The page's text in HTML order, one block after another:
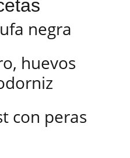
negra
huevos
con peras